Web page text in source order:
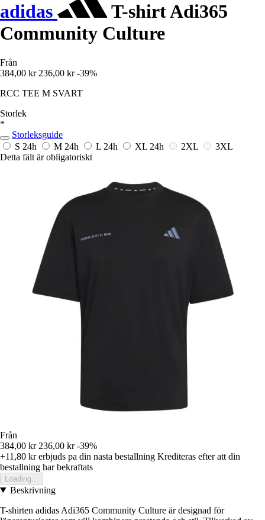
adidas
T-shirt Adi365
Community Culture
Från
384,00 kr 236,00 kr -39%
RCC TEE M SVART
Storlek
*
Storleksguide
S 24h M 24h L 24h XL 24h 2XL
3XL
Detta fält är obligatoriskt
Från
384,00 kr 236,00 kr -39%
+11,80 krerbjuds pa din nasta bestallning Krediteras efter att din
bestallning har bekraftats
Loading...
Beskrivning
T-shirten adidas Adi365 Community Culture är designad för